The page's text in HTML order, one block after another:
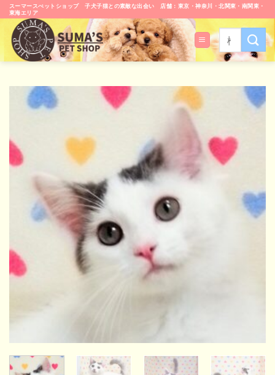
Skip
to
content
スーマースぺットショップ 子犬子猫との素敵な出会い 店舗：東京・神奈川・北関東・南関東・
東海エリア
検
索
対
象: